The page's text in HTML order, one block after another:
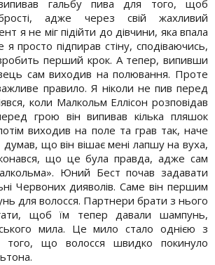
гальбу пива для того, щоб
адже через свій жахливий
я не міг підійти до дівчини, яка впала
просто підпирав стіну, сподіваючись,
перший крок. А тепер, випивши
сам виходив на полювання. Проте
правило. Я ніколи не пив перед
коли Малкольм Еллісон розповідав
грою він випивав кілька пляшок
виходив на поле та грав так, наче
думав, що він вішає мені лапшу на вуха,
що це була правда, адже сам
Юний Бест почав задавати
Червоних дияволів. Саме він першим
для волосся. Партнери брати з нього
щоб їм тепер давали шампунь,
мила. Це мило стало однією з
того, що волосся швидко покинуло